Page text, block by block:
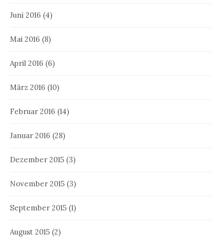
Juni 2016 (4)
Mai 2016 (8)
April 2016 (6)
März 2016 (10)
Februar 2016 (14)
Januar 2016 (28)
Dezember 2015 (3)
November 2015 (3)
September 2015 (1)
August 2015 (2)